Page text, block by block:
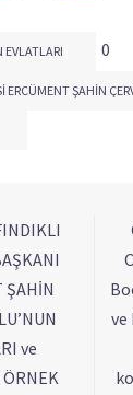
0
ERCÜMENT ŞAHIN
ŞAHİN
ve
ve